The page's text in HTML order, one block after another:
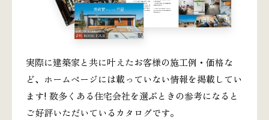
実際に建築家と共に叶えたお客様の施工例・価格な
ど、ホームページには載っていない情報を掲載してい
ます! 数多くある住宅会社を選ぶときの参考になると
ご好評いただいているカタログです。